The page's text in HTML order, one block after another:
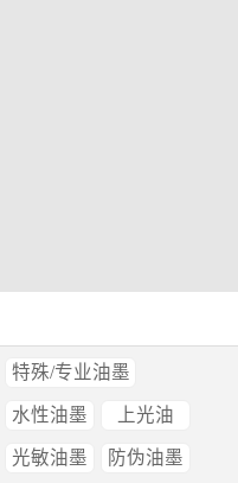
特殊/专业油墨
水性油墨 上光油
光敏油墨 防伪油墨